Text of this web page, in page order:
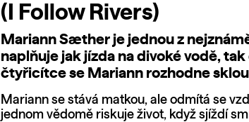
(I Follow Rivers)
Mariann Sæther je jednou z
naplňuje jak jízda na divoké vodě,
čtyřicítce se Mariann rozhodne
Mariann se stává matkou, ale odmítá se
jednom vědomě riskuje život, když sjíždí